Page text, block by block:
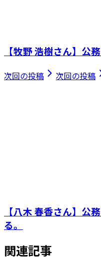
【牧野 浩樹さん】公
次回の投稿 次回の投稿
【八木 春香さん】公
る。
関連記事